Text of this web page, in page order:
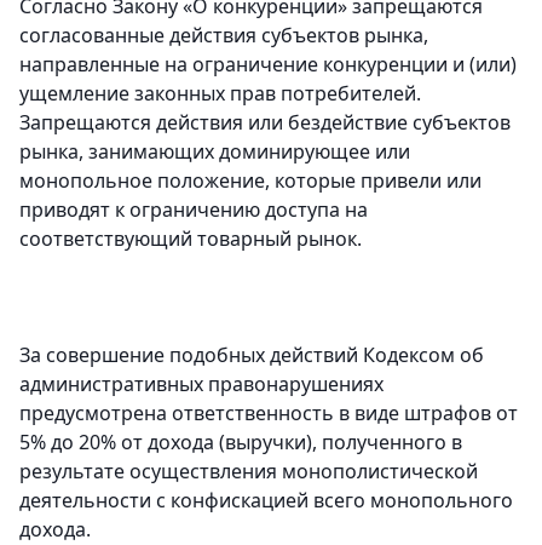
Согласно Закону «О конкуренции» запрещаются
согласованные действия субъектов рынка,
направленные на ограничение конкуренции и (или)
ущемление законных прав потребителей.
Запрещаются действия или бездействие субъектов
рынка, занимающих доминирующее или
монопольное положение, которые привели или
приводят к ограничению доступа на
соответствующий товарный рынок.
За совершение подобных действий Кодексом об
административных правонарушениях
предусмотрена ответственность в виде штрафов от
5% до 20% от дохода (выручки), полученного в
результате осуществления монополистической
деятельности с конфискацией всего монопольного
дохода.